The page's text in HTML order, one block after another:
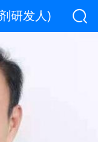
研发人)